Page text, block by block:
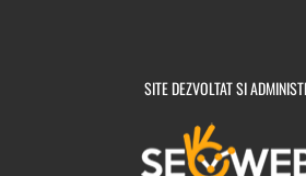
SITE DEZVOLTAT SI